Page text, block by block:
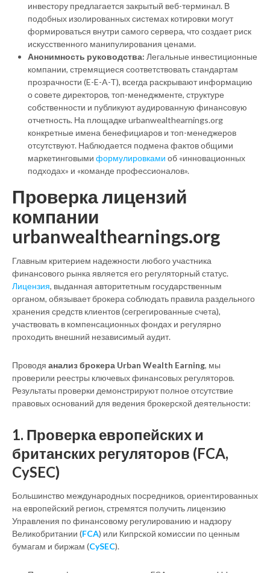
инвестору предлагается закрытый веб-терминал. В
подобных изолированных системах котировки могут
формироваться внутри самого сервера, что создает риск
искусственного манипулирования ценами.
Анонимность руководства: Легальные инвестиционные
компании, стремящиеся соответствовать стандартам
прозрачности (E-E-A-T), всегда раскрывают информацию
о совете директоров, топ-менеджменте, структуре
собственности и публикуют аудированную финансовую
отчетность. На площадке urbanwealthearnings.org
конкретные имена бенефициаров и топ-менеджеров
отсутствуют. Наблюдается подмена фактов общими
маркетинговыми формулировками об «инновационных
подходах» и «команде профессионалов».
Проверка лицензий
компании
urbanwealthearnings.org
Главным критерием надежности любого участника
финансового рынка является его регуляторный статус.
Лицензия, выданная авторитетным государственным
органом, обязывает брокера соблюдать правила раздельного
хранения средств клиентов (сегрегированные счета),
участвовать в компенсационных фондах и регулярно
проходить внешний независимый аудит.
Проводя анализ брокера Urban Wealth Earning, мы
проверили реестры ключевых финансовых регуляторов.
Результаты проверки демонстрируют полное отсутствие
правовых оснований для ведения брокерской деятельности:
1. Проверка европейских и
британских регуляторов (FCA,
CySEC)
Большинство международных посредников, ориентированных
на европейский регион, стремятся получить лицензию
Управления по финансовому регулированию и надзору
Великобритании (FCA) или Кипрской комиссии по ценным
бумагам и биржам (CySEC).